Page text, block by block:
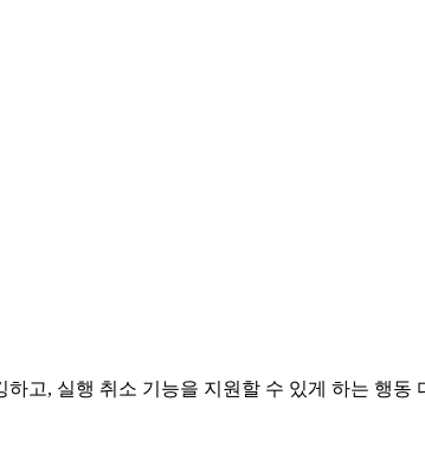
고, 실행 취소 기능을 지원할 수 있게 하는 행동